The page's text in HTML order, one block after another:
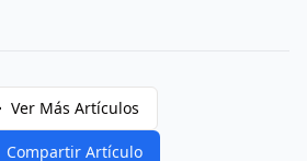
Ver Más Artículos
Compartir Artículo